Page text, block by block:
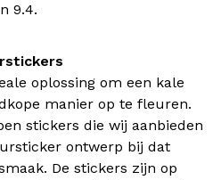
9.4.
oplossing om een kale
manier op te fleuren.
stickers die wij aanbieden
ontwerp bij dat
De stickers zijn op